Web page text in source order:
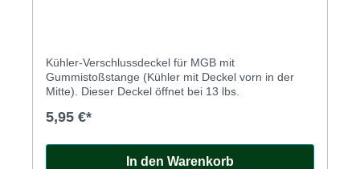
Kühler-Verschlussdeckel für MGB mit
Gummistoßstange (Kühler mit Deckel vorn in der
Mitte). Dieser Deckel öffnet bei 13 lbs.
5,95 €*
In den Warenkorb